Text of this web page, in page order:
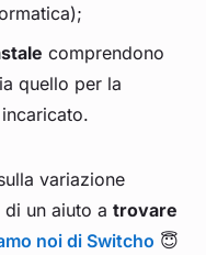
comprendono
quello per la
variazione
di un aiuto atrovare
noi di Switcho 😇